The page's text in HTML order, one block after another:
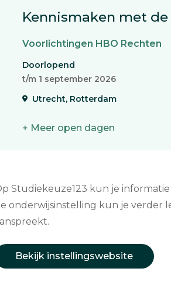
Kennismaken met
Voorlichtingen HBO Rechten
Doorlopend
t/m 1 september 2026
Utrecht, Rotterdam
+ Meer open dagen
Studiekeuze123 kun je
onderwijsinstelling kun je verder
Bekijk instellingswebsite